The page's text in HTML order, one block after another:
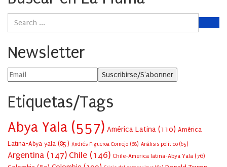
Newsletter
Etiquetas/Tags
Abya Yala (557) América Latina (110) América
Latina-Abya yala (85) Andrés Figueroa Cornejo (68) Análisis político (65)
Argentina (147) Chile (146) Chile-America latina-Abya Yala (76)